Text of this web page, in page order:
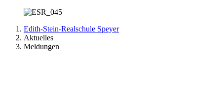
Edith-Stein-Realschule Speyer
Aktuelles
Meldungen